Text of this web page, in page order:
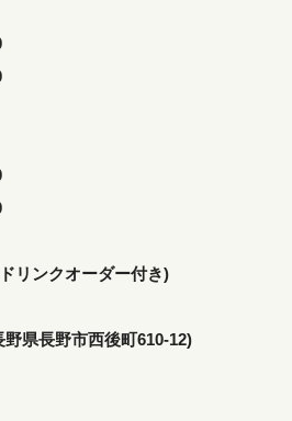
ンクオーダー付き)
長野市西後町610-12)